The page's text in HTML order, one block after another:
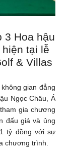
3 Hoa hậu
tại lễ
& Villas
gian đẳng
Ngọc Châu, Á
gia chương
đấu giá và ủng
tỷ đồng với sự
chương trình.